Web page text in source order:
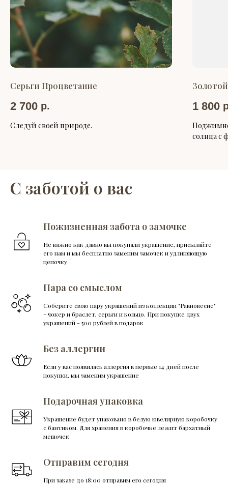
Серьги Процветание
2 700 р.
Следуй своей природе.
1 800
солнца с
С заботой о вас
Пожизненная забота о замочке
Не важно как давно вы покупали украшение, присылайте
его нам и мы бесплатно заменим замочек и удлиняющую
цепочку
Пара со смыслом
Соберите свою пару украшений из коллекции "Равновесие"
- чокер и браслет, серьги и кольцо. При покупке двух
украшений - 500 рублей в подарок
Без аллергии
Если у вас появилась аллергия в первые 14 дней после
покупки, мы заменим украшение
Подарочная упаковка
Украшение будет упаковано в белую ювелирную коробочку
с бантиком. Для хранения в коробочке лежит бархатный
мешочек
Отправим сегодня
При заказе до 18:00 отправим его сегодня